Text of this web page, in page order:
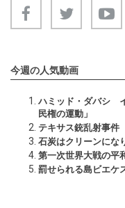
今週の人気動画
ハミッド・ダバシ
民権の運動」
テキサス銃乱射事件
石炭はクリーンにな
第一次世界大戦の平
罰せられる島ビエ